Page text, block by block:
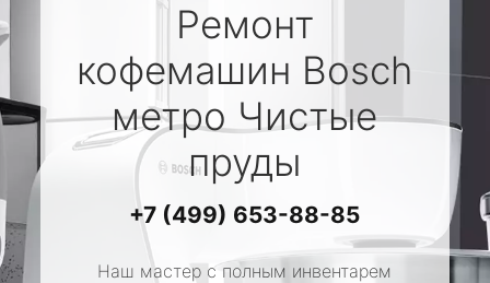
Ремонт
кофемашин Bosch
метро Чистые
пруды
+7 (499) 653-88-85
Наш мастер с полным инвентарем